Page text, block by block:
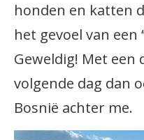
honden en katten
het gevoel van een
Geweldig! Met een
volgende dag dan
Bosnië achter me.